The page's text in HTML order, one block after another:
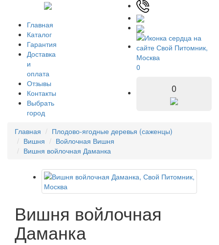
Главная
Каталог
Гарантия
Доставка
и
оплата
Отзывы
Контакты
Выбрать
город
0
0
Главная
Плодово-ягодные деревья (саженцы)
Вишня
Войлочная Вишня
Вишня войлочная Даманка
Вишня войлочная
Даманка